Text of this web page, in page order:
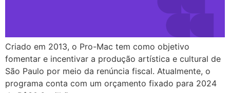
Criado em 2013, o Pro-Mac tem como objetivo
fomentar e incentivar a produção artística e cultural de
São Paulo por meio da renúncia fiscal. Atualmente, o
programa conta com um orçamento fixado para 2024